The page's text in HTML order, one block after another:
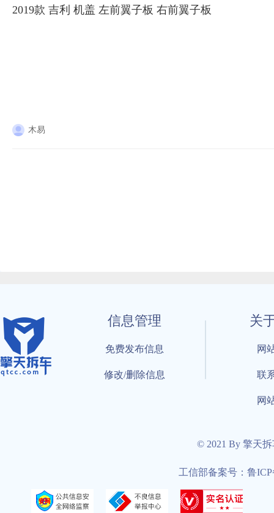
2019款 吉利 机盖 左前翼子板 右前翼子板
木易
信息管理
免费发布信息
修改/删除信息
关
网
联
网
© 2021 By 擎天
工信部备案号：鲁